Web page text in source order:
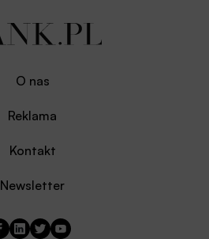
O nas
Reklama
Kontakt
Newsletter